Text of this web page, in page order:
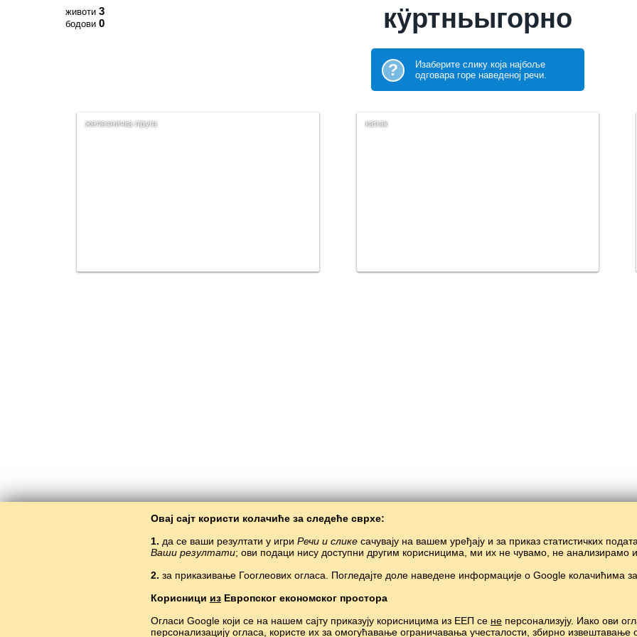
Овај сајт користи колачиће за следеће сврхе:
1. да се ваши резултати у игри Речи и слике сачувају на вашем уређају и за приказ статистичких
Ваши резултати; ови подаци нису доступни другим корисницима, ми их не чувамо, не анализирамо
2. за приказивање Гооглеових огласа. Погледајте доле наведене информације о Google колачићима
Корисници из Европског економског простора
Огласи Google који се на нашем сајту приказују корисницима из ЕЕП се не персонализују. Иако ови
персонализацију огласа, користе их за омогућавање ограничавања учесталости, збирно
животи 3
бодови 0 кӱртньыгорно
?
Изаберите слику која најбоље
одговара горе наведеној речи.
железничка пруга капак
Балто­Слав/ Речи и слике/ Горњомаријски језик у сликама
Copyright © 2015–2025 BALTOSLAV.